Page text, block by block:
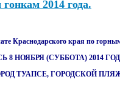
2014 года.
Краснодарского края по
НОЯБРЯ (СУББОТА) 2014
ТУАПСЕ, ГОРОДСКОЙ